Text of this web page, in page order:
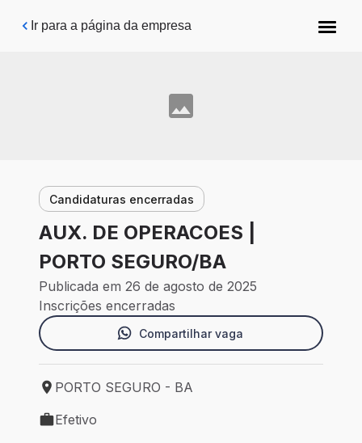
Pular para o conteúdo principal
Ir para a página da empresa
Candidaturas encerradas
AUX. DE OPERACOES |
PORTO SEGURO/BA
Publicada em 26 de agosto de 2025
Inscrições encerradas
Compartilhar vaga
Local de trabalho: PORTO SEGURO - BA
PORTO SEGURO - BA
Tipo de vaga: Efetivo
Efetivo